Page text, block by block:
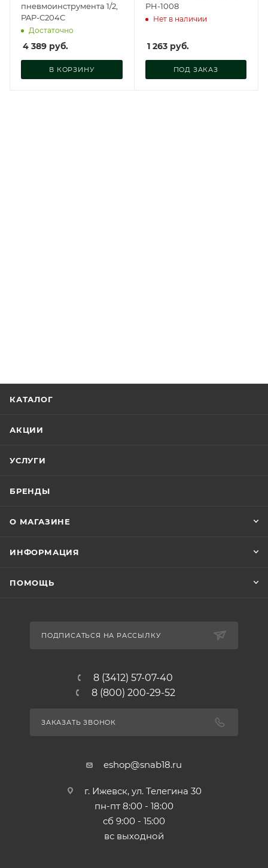
пневмоинструмента 1/2,
PAP-C204C
Достаточно
4 389 руб.
В КОРЗИНУ
PH-1008
Нет в наличии
1 263руб.
ПОД ЗАКАЗ
КАТАЛОГ
АКЦИИ
УСЛУГИ
БРЕНДЫ
О МАГАЗИНЕ
ИНФОРМАЦИЯ
ПОМОЩЬ
ПОДПИСАТЬСЯ НА РАССЫЛКУ
8 (3412) 57-07-40
8 (800) 200-29-52
ЗАКАЗАТЬ ЗВОНОК
eshop@snab18.ru
г. Ижевск, ул. Телегина 30
пн-пт 8:00 - 18:00
сб 9:00 - 15:00
вс выходной